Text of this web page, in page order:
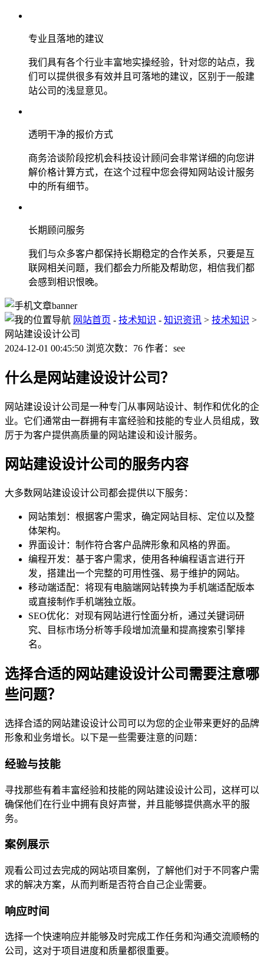
专业且落地的建议
我们具有各个行业丰富地实操经验，针对您的站点，我
们可以提供很多有效并且可落地的建议，区别于一般建
站公司的浅显意见。
透明干净的报价方式
商务洽谈阶段挖机会科技设计顾问会非常详细的向您讲
解价格计算方式，在这个过程中您会得知网站设计服务
中的所有细节。
长期顾问服务
我们与众多客户都保持长期稳定的合作关系，只要是互
联网相关问题，我们都会力所能及帮助您，相信我们都
会感到相识恨晚。
网站首页 - 技术知识 - 知识资讯 > 技术知识 >
网站建设设计公司
2024-12-01 00:45:50 浏览次数：76 作者：see
什么是网站建设设计公司？
网站建设设计公司是一种专门从事网站设计、制作和优化的企
业。它们通常由一群拥有丰富经验和技能的专业人员组成，致
厉于为客户提供高质量的网站建设和设计服务。
网站建设设计公司的服务内容
大多数网站建设设计公司都会提供以下服务：
网站策划：根据客户需求，确定网站目标、定位以及整
体架构。
界面设计：制作符合客户品牌形象和风格的界面。
编程开发：基于客户需求，使用各种编程语言进行开
发，搭建出一个完整的可用性强、易于维护的网站。
移动端适配：将现有电脑端网站转换为手机端适配版本
或直接制作手机端独立版。
SEO优化：对现有网站进行恮面分析，通过关键词研
究、目标市场分析等手段增加流量和提高搜索引擎排
名。
选择合适的网站建设设计公司需要注意哪
些问题？
选择合适的网站建设设计公司可以为您的企业带来更好的品牌
形象和业务增长。以下是一些需要注意的问题：
经验与技能
寻找那些有着丰富经验和技能的网站建设设计公司，这样可以
确保他们在行业中拥有良好声誉，并且能够提供高水平的服
务。
案例展示
观看公司过去完成的网站项目案例，了解他们对于不同客户需
求的解决方案，从而判断是否符合自己企业需要。
响应时间
选择一个快速响应并能够及时完成工作任务和沟通交流顺畅的
公司，这对于项目进度和质量都很重要。